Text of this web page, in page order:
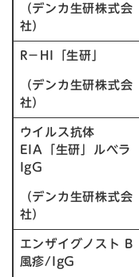
（デンカ生研株式会
社）
R－HI「生研」
（デンカ生研株式会
社）
ウイルス抗体
EIA「生研」ルベラ
IgG
（デンカ生研株式会
社）
エンザイグノスト B
風疹/IgG